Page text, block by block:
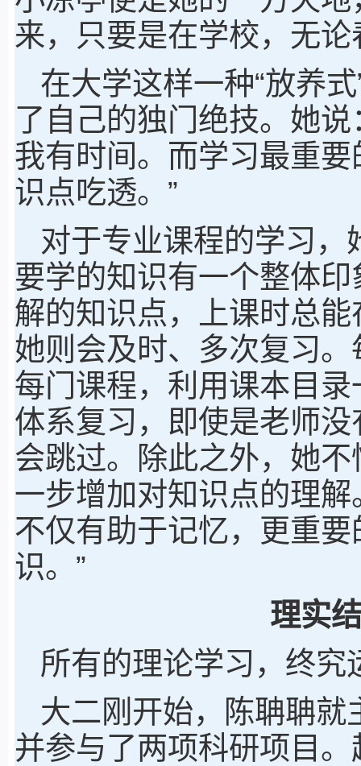
来，只要是在学校，无
在大学这样一种“放养
了自己的独门绝技。她
我有时间。而学习最重
识点吃透。”
对于专业课程的学习
要学的知识有一个整体
解的知识点，上课时总
她则会及时、多次复习
每门课程，利用课本目
体系复习，即使是老师
会跳过。除此之外，她
一步增加对知识点的理
不仅有助于记忆，更重
识。”
理实
所有的理论学习，终究
大二刚开始，陈聃聃
并参与了两项科研项目